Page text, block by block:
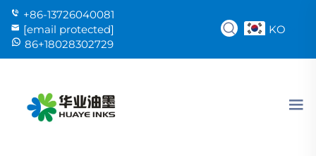
+86-13726040081
[email protected]
86+18028302729
KO